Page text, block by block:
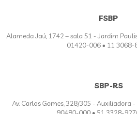
FSBP
Alameda Jaú, 1742 – sala 51 - Jardim
01420-006 • 11 3068-
SBP-RS
Av. Carlos Gomes, 328/305 - Auxiliadora -